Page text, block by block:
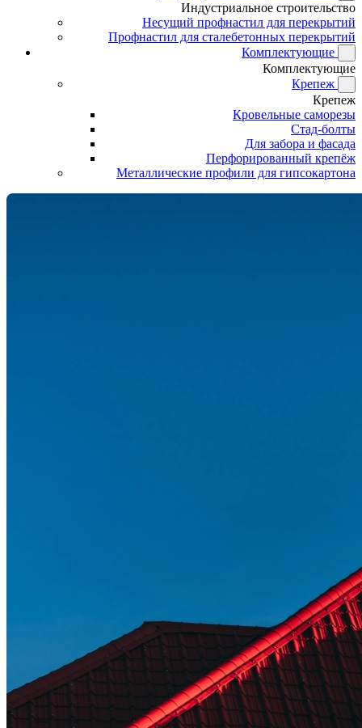
Индустриальное строительство
Несущий профнастил для перекрытий
Профнастил для сталебетонных перекрытий
Комплектующие
Комплектующие
Крепеж
Крепеж
Кровельные саморезы
Стад-болты
Для забора и фасада
Перфорированный крепёж
Металлические профили для гипсокартона